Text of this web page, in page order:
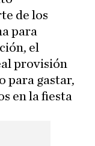
de los
para
el
provisión
para gastar,
en la fiesta